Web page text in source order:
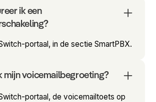
ik een
portaal, in de sectie SmartPBX.
mijn voicemailbegroeting?
portaal, de voicemailtoets op